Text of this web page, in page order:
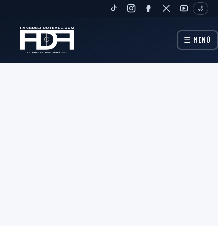
TIKTOKINSTAGRAMFANPAGETWITTERYOUTUBE
🌙
☰ MENÚ